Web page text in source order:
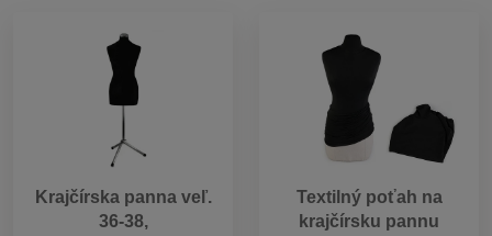
Krajčírska panna veľ.
36-38,
Textilný poťah na
krajčírsku pannu